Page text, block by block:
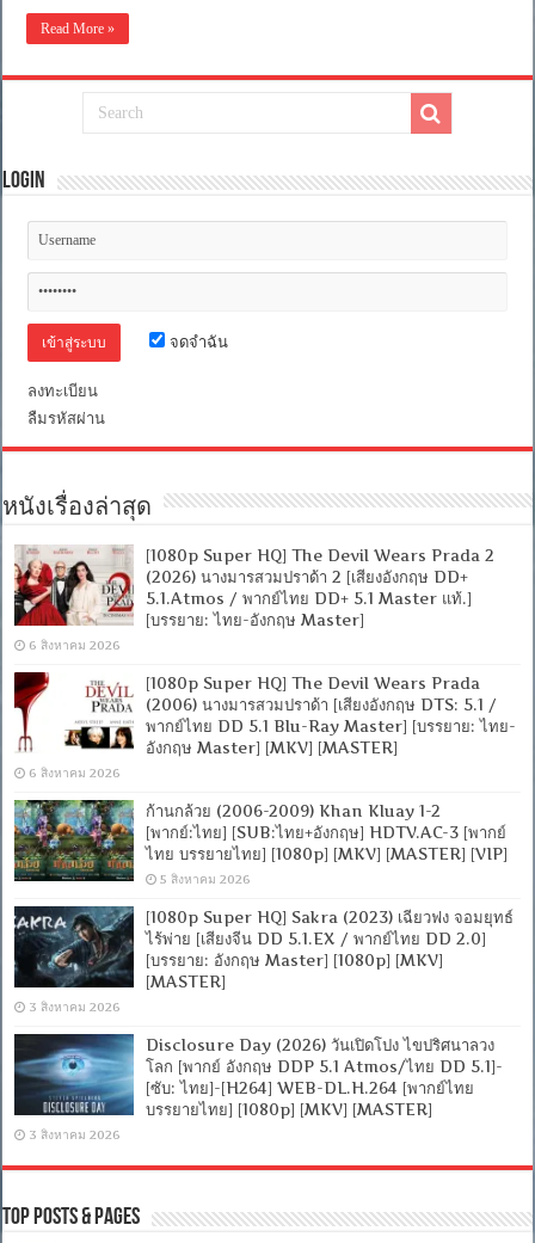
1080P]
(2019)
กระฉ่อน
อังกฤษ
5.1
ไทย-
อังกฤษ
คม
[MKV]
Read More »
Login
จดจำฉัน
ลงทะเบียน
ลืมรหัสผ่าน
หนังเรื่องล่าสุด
[1080p Super HQ] The Devil Wears Prada 2
(2026) นางมารสวมปราด้า 2 [เสียงอังกฤษ DD+
5.1.Atmos / พากย์ไทย DD+ 5.1 Master แท้.]
[บรรยาย: ไทย-อังกฤษ Master]
6 สิงหาคม 2026
[1080p Super HQ] The Devil Wears Prada
(2006) นางมารสวมปราด้า [เสียงอังกฤษ DTS: 5.1 /
พากย์ไทย DD 5.1 Blu-Ray Master] [บรรยาย: ไทย-
อังกฤษ Master] [MKV] [MASTER]
6 สิงหาคม 2026
ก้านกล้วย (2006-2009) Khan Kluay 1-2
[พากย์:ไทย] [SUB:ไทย+อังกฤษ] HDTV.AC-3 [พากย์
ไทย บรรยายไทย] [1080p] [MKV] [MASTER] [VIP]
5 สิงหาคม 2026
[1080p Super HQ] Sakra (2023) เฉียวฟง จอมยุทธ์
ไร้พ่าย [เสียงจีน DD 5.1.EX / พากย์ไทย DD 2.0]
[บรรยาย: อังกฤษ Master] [1080p] [MKV]
[MASTER]
3 สิงหาคม 2026
Disclosure Day (2026) วันเปิดโปง ไขปริศนาลวง
โลก [พากย์ อังกฤษ DDP 5.1 Atmos/ไทย DD 5.1]-
[ซับ: ไทย]-[H264] WEB-DL.H.264 [พากย์ไทย
บรรยายไทย] [1080p] [MKV] [MASTER]
3 สิงหาคม 2026
Top Posts & Pages